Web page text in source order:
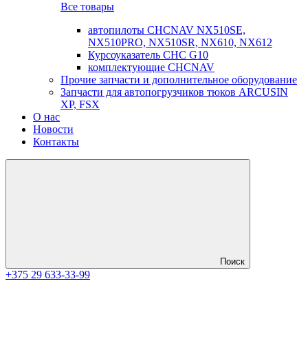
Все товары
автопилоты CHCNAV NX510SE,
NX510PRO, NX510SR, NX610, NX612
Курсоуказатель CHC G10
комплектующие CHCNAV
Прочие запчасти и дополнительное оборудование
Запчасти для автопогрузчиков тюков ARCUSIN
XP, FSX
О нас
Новости
Контакты
Поиск
+375 29 633-33-99